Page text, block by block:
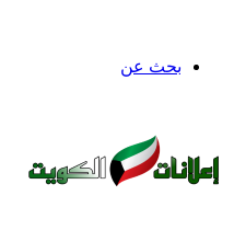
بحث عن